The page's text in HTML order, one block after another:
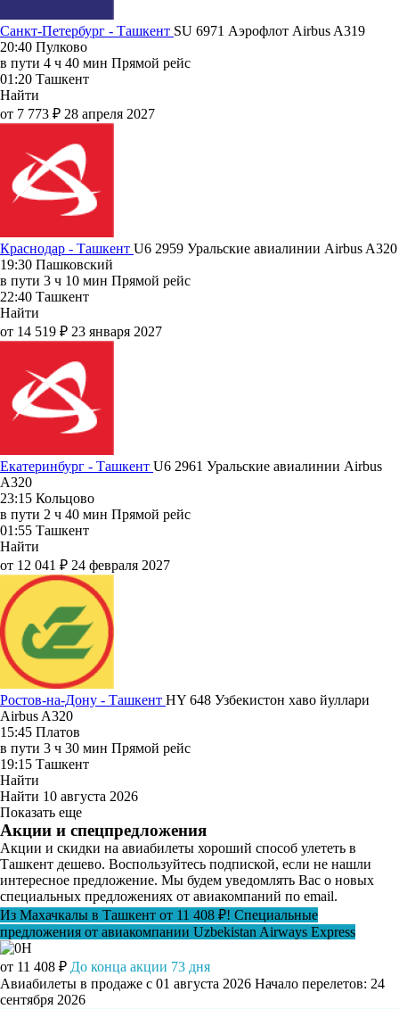
Санкт-Петербург - Ташкент SU 6971 Аэрофлот Airbus A319
20:40 Пулково
в пути 4 ч 40 мин Прямой рейс
01:20 Ташкент
Найти
от 7 773 ₽ 28 апреля 2027
Краснодар - Ташкент U6 2959 Уральские авиалинии Airbus A320
19:30 Пашковский
в пути 3 ч 10 мин Прямой рейс
22:40 Ташкент
Найти
от 14 519 ₽ 23 января 2027
Екатеринбург - Ташкент U6 2961 Уральские авиалинии Airbus
A320
23:15 Кольцово
в пути 2 ч 40 мин Прямой рейс
01:55 Ташкент
Найти
от 12 041 ₽ 24 февраля 2027
Ростов-на-Дону - Ташкент HY 648 Узбекистон хаво йуллари
Airbus A320
15:45 Платов
в пути 3 ч 30 мин Прямой рейс
19:15 Ташкент
Найти
Найти 10 августа 2026
Показать еще
Акции и спецпредложения
Акции и скидки на авиабилеты хороший способ улететь в
Ташкент дешево. Воспользуйтесь подпиской, если не нашли
интересное предложение. Мы будем уведомлять Вас о новых
специальных предложениях от авиакомпаний по email.
Из Махачкалы в Ташкент от 11 408 ₽! Специальные
предложения от авиакомпании Uzbekistan Airways Express
от 11 408 ₽ До конца акции 73 дня
Авиабилеты в продаже с 01 августа 2026 Начало перелетов: 24
сентября 2026